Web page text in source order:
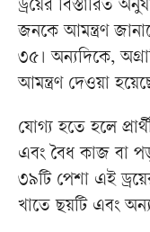
ড্রয়ের বিস্তারিত
জনকে আমন্ত্রণ
৩৫। অন্যদিকে,
আমন্ত্রণ দেওয়া
যোগ্য হতে হলে
এবং বৈধ কাজ বা
৩৯টি পেশা এই
খাতে ছয়টি এবং